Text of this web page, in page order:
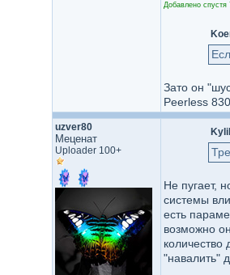
Добавлено спустя
Зато он
Peerless
uzver80
Меценат
Uploader 100+
Не пугает,
системы
есть
возможно
"навалить"